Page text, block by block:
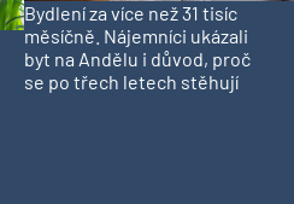
Bydlení za více než 31 tisíc
měsíčně. Nájemníci ukázali
byt na Andělu i důvod, proč
se po třech letech stěhují